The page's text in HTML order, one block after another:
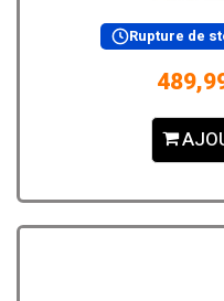
Rupture de